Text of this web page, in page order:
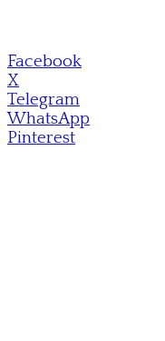
Facebook
X
Telegram
WhatsApp
Pinterest